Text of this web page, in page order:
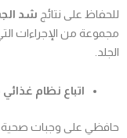
للحفاظ على نتائج شد
مجموعة من الإجراءات
الجلد.
اتباع نظام
حافظي على وجبات صحية